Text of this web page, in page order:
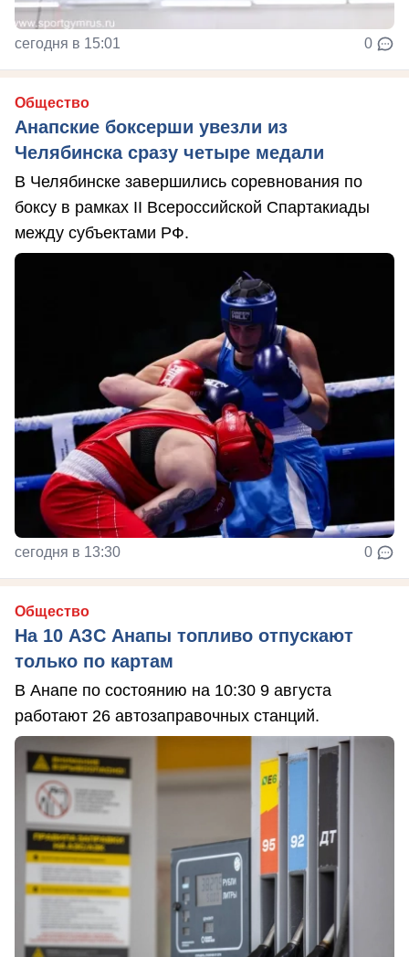
сегодня в 15:01 0
Общество
Анапские боксерши увезли из
Челябинска сразу четыре медали
В Челябинске завершились соревнования по
боксу в рамках II Всероссийской Спартакиады
между субъектами РФ.
сегодня в 13:30 0
Общество
На 10 АЗС Анапы топливо отпускают
только по картам
В Анапе по состоянию на 10:30 9 августа
работают 26 автозаправочных станций.